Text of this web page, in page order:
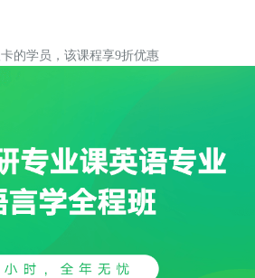
的学员，该课程享9折优惠